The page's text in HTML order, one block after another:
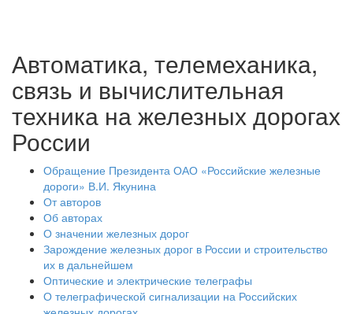
Автоматика, телемеханика,
связь и вычислительная
техника на железных дорогах
России
Обращение Президента ОАО «Российские железные
дороги» В.И. Якунина
От авторов
Об авторах
О значении железных дорог
Зарождение железных дорог в России и строительство
их в дальнейшем
Оптические и электрические телеграфы
О телеграфической сигнализации на Российских